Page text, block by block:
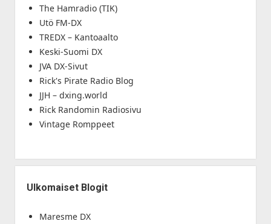
The Hamradio (TIK)
Utö FM-DX
TREDX – Kantoaalto
Keski-Suomi DX
JVA DX-Sivut
Rick's Pirate Radio Blog
JJH – dxing.world
Rick Randomin Radiosivu
Vintage Romppeet
Ulkomaiset Blogit
Maresme DX